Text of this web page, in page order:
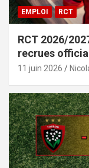
EMPLOI RCT
RCT 2026/
recrues
11 juin 2026